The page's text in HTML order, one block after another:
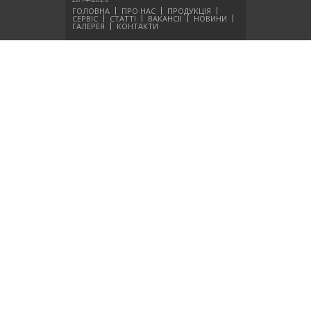
Демонстрация возможностей Multus B750
ГОЛОВНА
ПРО НАС ПРОДУКЦІЯ
СЕРВІС СТАТТІ ВАКАНСІЇ НОВИНИ
ГАЛЕРЕЯ КОНТАКТИ